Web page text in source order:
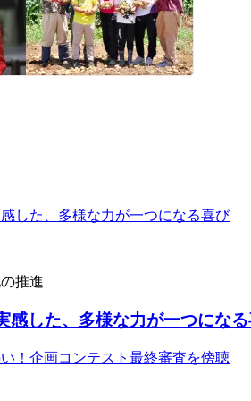
推進
感した、多様な力が一つにな